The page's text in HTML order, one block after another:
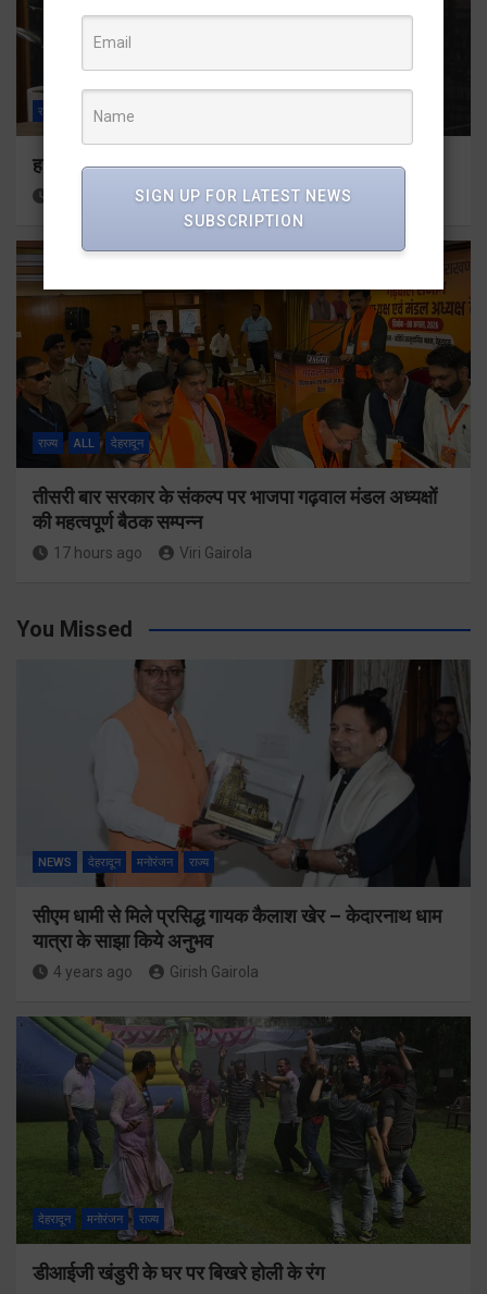
राज्य देहरादून
हर घर तिरंगा अभियान को जन-जन तक पहुंचाने की तैयारी
16 hours ago Viri Gairola
राज्य ALL देहरादून
तीसरी बार सरकार के संकल्प पर भाजपा गढ़वाल मंडल अध्यक्षों
की महत्वपूर्ण बैठक सम्पन्न
17 hours ago Viri Gairola
You Missed
NEWS देहरादून मनोरंजन राज्य
सीएम धामी से मिले प्रसिद्ध गायक कैलाश खेर – केदारनाथ धाम
यात्रा के साझा किये अनुभव
4 years ago Girish Gairola
देहरादून मनोरंजन राज्य
डीआईजी खंडुरी के घर पर बिखरे होली के रंग
SIGN UP FOR LATEST NEWS
SUBSCRIPTION